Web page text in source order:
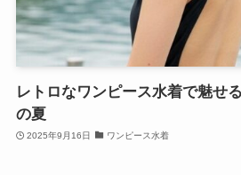
レトロなワンピース水着で魅せ
の夏
2025年9月16日 ワンピース水着